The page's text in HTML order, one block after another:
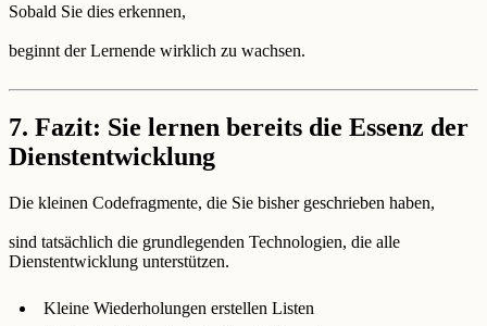
Sobald Sie dies erkennen,
beginnt der Lernende wirklich zu wachsen.
7. Fazit: Sie lernen bereits die Essenz der
Dienstentwicklung
Die kleinen Codefragmente, die Sie bisher geschrieben haben,
sind tatsächlich die grundlegenden Technologien, die alle
Dienstentwicklung unterstützen.
Kleine Wiederholungen erstellen Listen